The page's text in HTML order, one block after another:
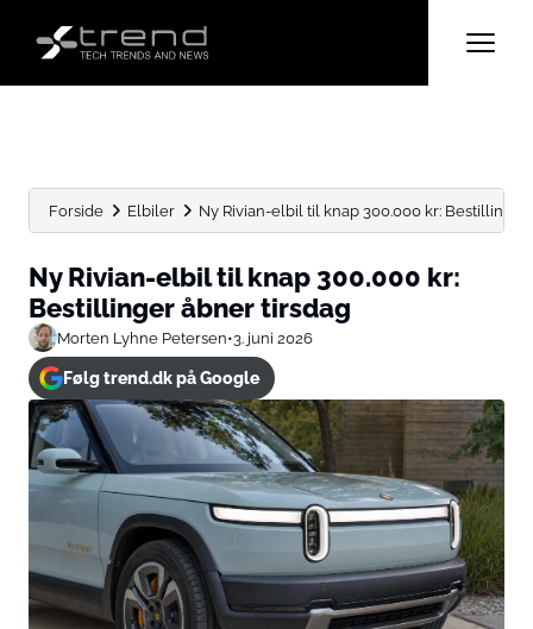
Forside Elbiler Ny Rivian-elbil til knap 300.000 kr: Bestillinger
Ny Rivian-elbil til knap 300.000 kr:
Bestillinger åbner tirsdag
Morten Lyhne Petersen•3. juni 2026
Følg trend.dk på Google